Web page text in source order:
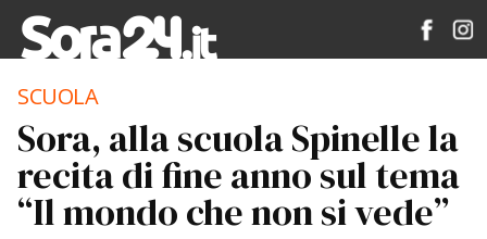
SCUOLA
Sora, alla scuola Spinelle la
recita di fine anno sul tema
“Il mondo che non si vede”